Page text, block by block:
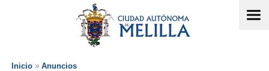
Inicio Anuncios